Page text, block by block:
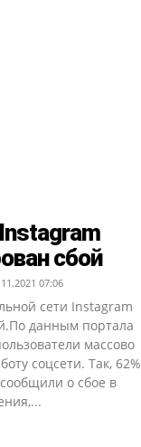
сбой
07:06
сети Instagram
данным портала
массово
соцсети. Так, 62%
о сбое в